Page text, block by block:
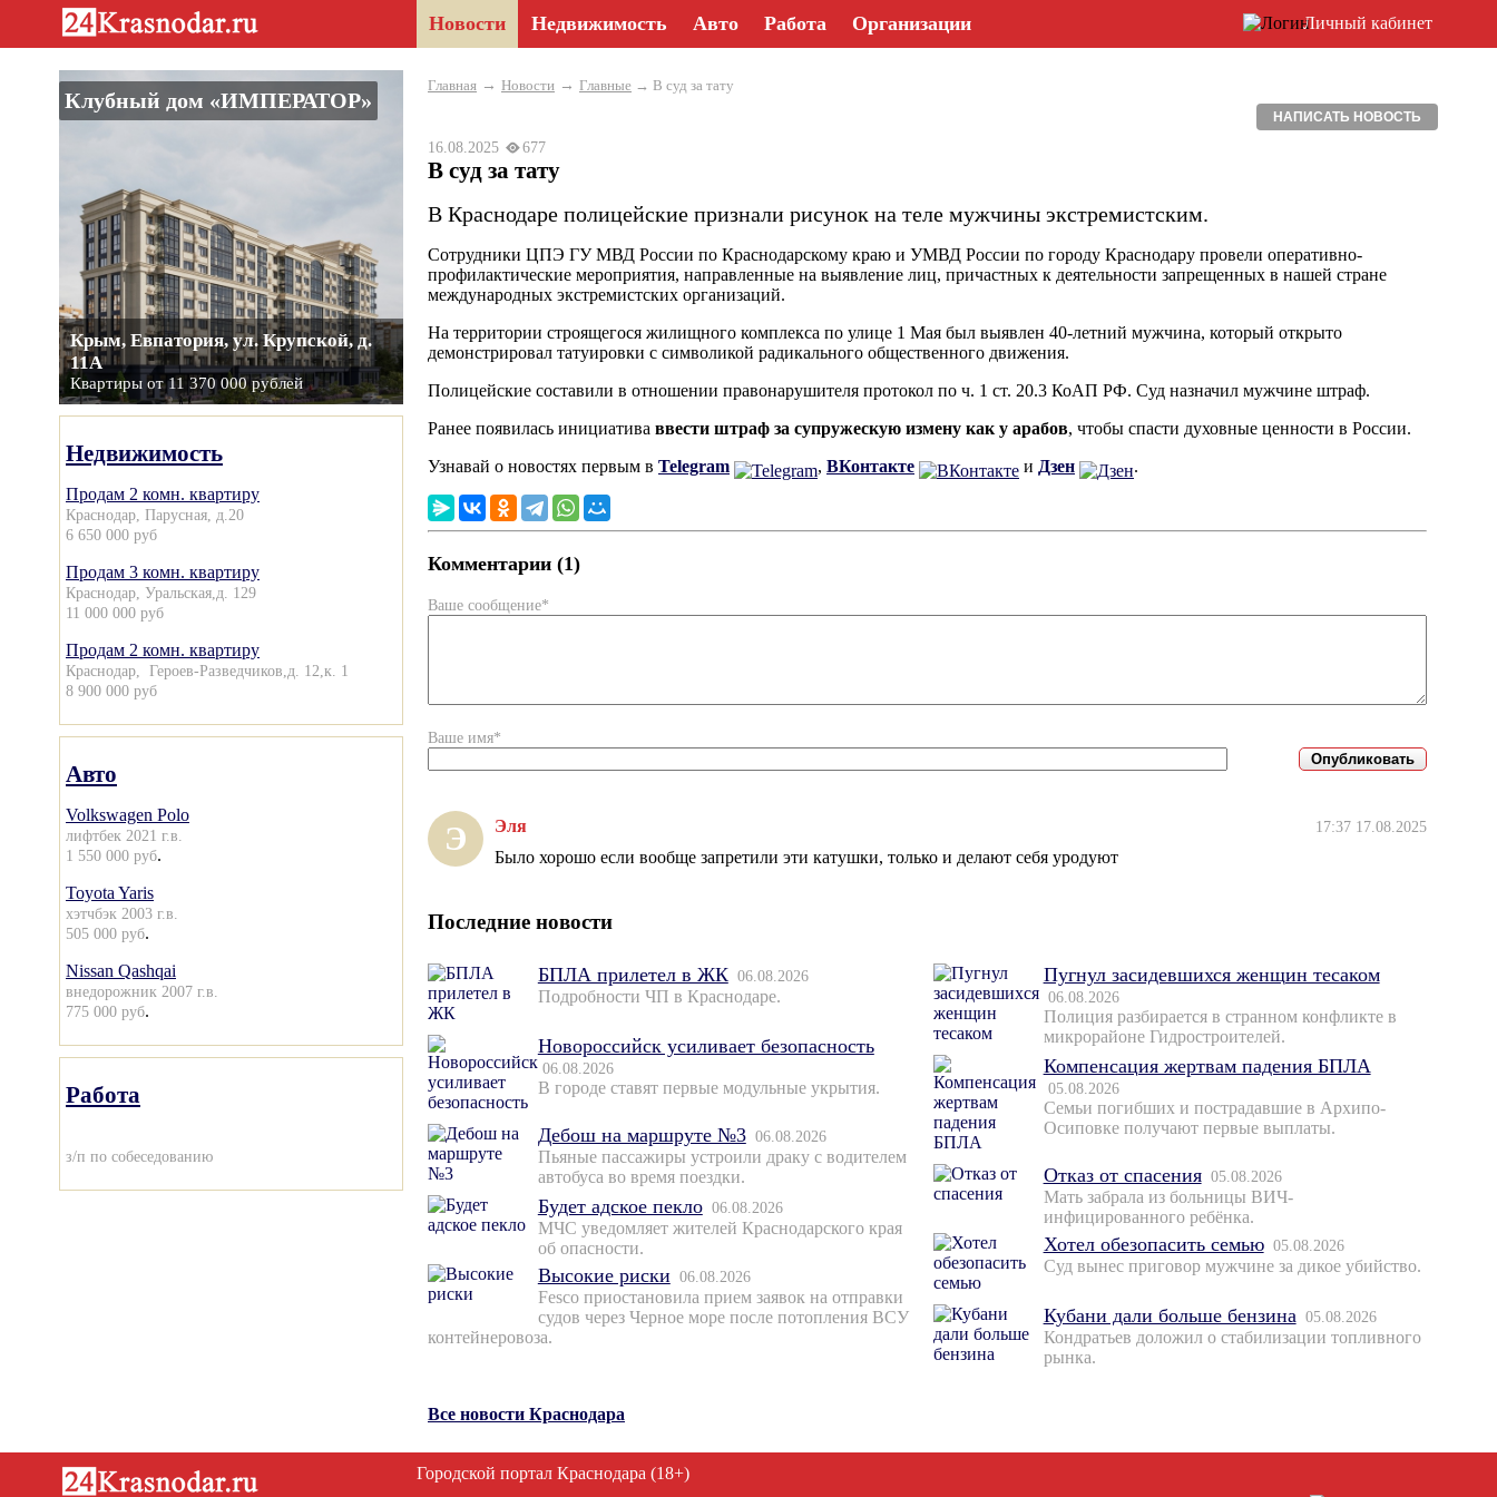
Новости Недвижимость Авто Работа Организации Личный кабинет
Клубный дом «ИМПЕРАТОР»
Крым, Евпатория, ул. Крупской, д.
11А
Квартиры от 11 370 000 рублей
Недвижимость
Продам 2 комн. квартиру
Краснодар, Парусная, д.20
6 650 000 руб
Продам 3 комн. квартиру
Краснодар, Уральская,д. 129
11 000 000 руб
Продам 2 комн. квартиру
Краснодар, Героев-Разведчиков,д. 12,к. 1
8 900 000 руб
Авто
Volkswagen Polo
лифтбек 2021 г.в.
1 550 000 руб.
Toyota Yaris
хэтчбэк 2003 г.в.
505 000 руб.
Nissan Qashqai
внедорожник 2007 г.в.
775 000 руб.
Работа
з/п по собеседованию
Главная → Новости → Главные → В суд за тату
НАПИСАТЬ НОВОСТЬ
16.08.2025 677
В суд за тату
В Краснодаре полицейские признали рисунок на теле мужчины экстремистским.
Сотрудники ЦПЭ ГУ МВД России по Краснодарскому краю и УМВД России по городу Краснодару провели оперативно-
профилактические мероприятия, направленные на выявление лиц, причастных к деятельности запрещенных в нашей стране
международных экстремистских организаций.
На территории строящегося жилищного комплекса по улице 1 Мая был выявлен 40-летний мужчина, который открыто
демонстрировал татуировки с символикой радикального общественного движения.
Полицейские составили в отношении правонарушителя протокол по ч. 1 ст. 20.3 КоАП РФ. Суд назначил мужчине штраф.
Ранее появилась инициатива ввести штраф за супружескую измену как у арабов, чтобы спасти духовные ценности в России.
Узнавай о новостях первым в Telegram , ВКонтакте и Дзен .
Комментарии (1)
Ваше сообщение*
Ваше имя*
Э Эля 17:37 17.08.2025
Было хорошо если вообще запретили эти катушки, только и делают себя уродуют
Последние новости
БПЛА прилетел в ЖК 06.08.2026
Подробности ЧП в Краснодаре.
Новороссийск усиливает безопасность
06.08.2026
В городе ставят первые модульные укрытия.
Дебош на маршруте №3 06.08.2026
Пьяные пассажиры устроили драку с водителем
автобуса во время поездки.
Будет адское пекло 06.08.2026
МЧС уведомляет жителей Краснодарского края
об опасности.
Высокие риски 06.08.2026
Fesco приостановила прием заявок на отправки
судов через Черное море после потопления ВСУ
контейнеровоза.
Пугнул засидевшихся женщин тесаком
06.08.2026
Полиция разбирается в странном конфликте в
микрорайоне Гидростроителей.
Компенсация жертвам падения БПЛА
05.08.2026
Семьи погибших и пострадавшие в Архипо-
Осиповке получают первые выплаты.
Отказ от спасения 05.08.2026
Мать забрала из больницы ВИЧ-
инфицированного ребёнка.
Хотел обезопасить семью 05.08.2026
Суд вынес приговор мужчине за дикое убийство.
Кубани дали больше бензина 05.08.2026
Кондратьев доложил о стабилизации топливного
рынка.
Все новости Краснодара
Городской портал Краснодара (18+)